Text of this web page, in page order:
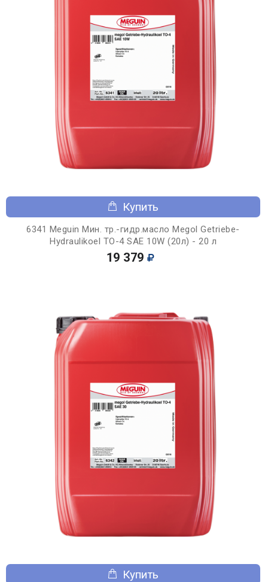
Купить
6341 Meguin Мин. тр.-гидр.масло Megol Getriebe-
Hydraulikoel TO-4 SAE 10W (20л) - 20 л
19 379
Купить